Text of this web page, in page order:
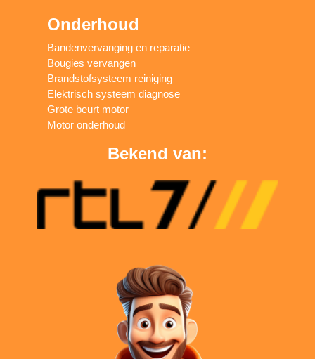
Onderhoud
Bandenvervanging en reparatie
Bougies vervangen
Brandstofsysteem reiniging
Elektrisch systeem diagnose
Grote beurt motor
Motor onderhoud
Bekend van: